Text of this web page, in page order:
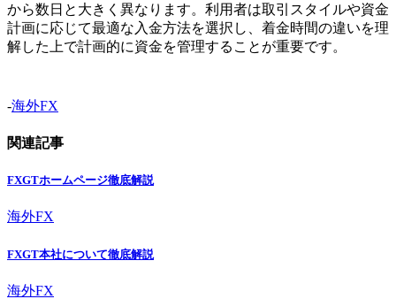
から数日と大きく異なります。利用者は取引スタイルや資金
計画に応じて最適な入金方法を選択し、着金時間の違いを理
解した上で計画的に資金を管理することが重要です。
-海外FX
関連記事
FXGTホームページ徹底解説
海外FX
FXGT本社について徹底解説
海外FX